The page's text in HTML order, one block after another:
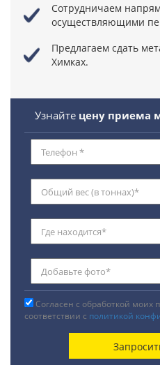
Сотрудничаем
осуществляющими
Предлагаем сдать
Химках.
Узнайте цену приема
Согласен с обработкой моих
соответствии с политикой